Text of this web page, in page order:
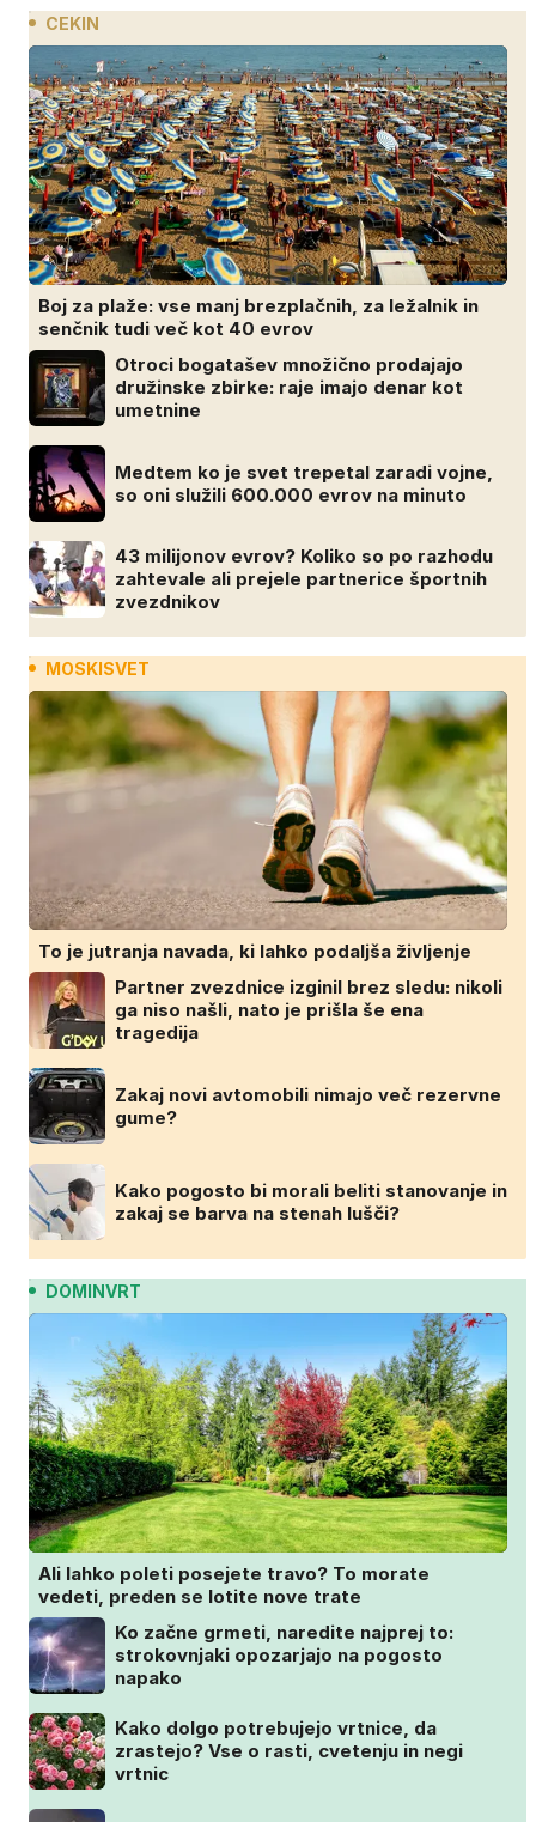
CEKIN
Boj za plaže: vse manj brezplačnih, za ležalnik in
senčnik tudi več kot 40 evrov
Otroci bogatašev množično prodajajo
družinske zbirke: raje imajo denar kot
umetnine
Medtem ko je svet trepetal zaradi vojne,
so oni služili 600.000 evrov na minuto
43 milijonov evrov? Koliko so po razhodu
zahtevale ali prejele partnerice športnih
zvezdnikov
MOSKISVET
To je jutranja navada, ki lahko podaljša življenje
Partner zvezdnice izginil brez sledu: nikoli
ga niso našli, nato je prišla še ena
tragedija
Zakaj novi avtomobili nimajo več rezervne
gume?
Kako pogosto bi morali beliti stanovanje in
zakaj se barva na stenah lušči?
DOMINVRT
Ali lahko poleti posejete travo? To morate
vedeti, preden se lotite nove trate
Ko začne grmeti, naredite najprej to:
strokovnjaki opozarjajo na pogosto
napako
Kako dolgo potrebujejo vrtnice, da
zrastejo? Vse o rasti, cvetenju in negi
vrtnic